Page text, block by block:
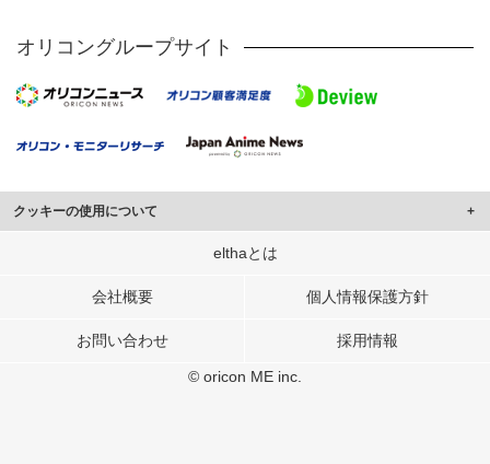
オリコングループサイト
クッキーの使用について
このサイトでは Cookie を使用して、ユーザーに合わせたコンテンツや広告の
行っています。
メディアや広告配信、データ解析の各パートナーに提供しています。
elthaとは
会社概要 個人情報保護方針
お問い合わせ 採用情報
© oricon ME inc.